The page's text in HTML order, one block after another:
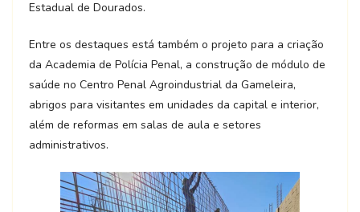
Estadual de Dourados.
Entre os destaques está também o projeto para a criação
da Academia de Polícia Penal, a construção de módulo de
saúde no Centro Penal Agroindustrial da Gameleira,
abrigos para visitantes em unidades da capital e interior,
além de reformas em salas de aula e setores
administrativos.